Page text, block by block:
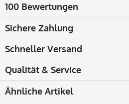
100 Bewertungen
Sichere Zahlung
Schneller Versand
Qualität & Service
Ähnliche Artikel